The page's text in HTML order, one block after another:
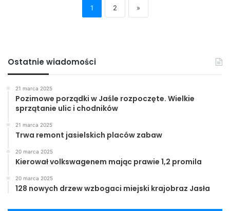
1 2 »
Ostatnie wiadomości
21 marca 2025
Pozimowe porządki w Jaśle rozpoczęte. Wielkie
sprzątanie ulic i chodników
21 marca 2025
Trwa remont jasielskich placów zabaw
20 marca 2025
Kierował volkswagenem mając prawie 1,2 promila
20 marca 2025
128 nowych drzew wzbogaci miejski krajobraz Jasła